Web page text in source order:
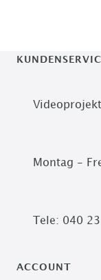
Montag -
Tele: 040
ACCOUNT